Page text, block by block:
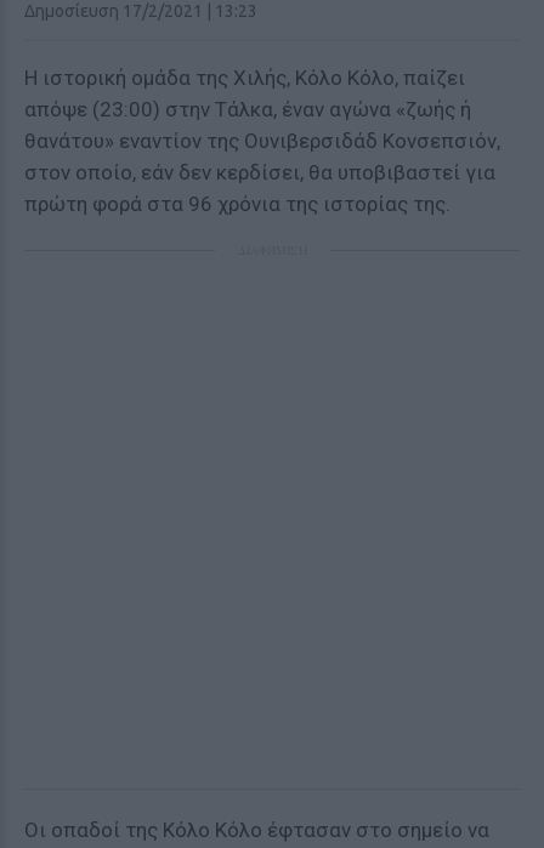
Δημοσίευση 17/2/2021 | 13:23
H ιστορική ομάδα της Χιλής, Κόλο Κόλο, παίζει
απόψε (23:00) στην Τάλκα, έναν αγώνα «ζωής ή
θανάτου» εναντίον της Ουνιβερσιδάδ Κονσεπσιόν,
στον οποίο, εάν δεν κερδίσει, θα υποβιβαστεί για
πρώτη φορά στα 96 χρόνια της ιστορίας της.
Οι οπαδοί της Κόλο Κόλο έφτασαν στο σημείο να